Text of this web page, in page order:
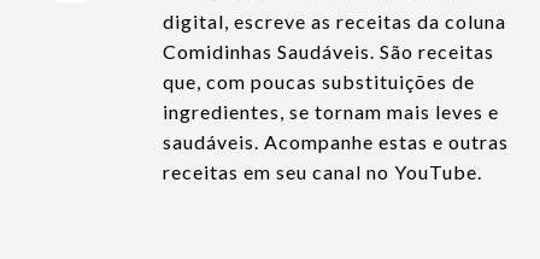
digital, escreve as receitas da coluna
Comidinhas Saudáveis. São receitas
que, com poucas substituições de
ingredientes, se tornam mais leves e
saudáveis. Acompanhe estas e outras
receitas em seu canal no YouTube.